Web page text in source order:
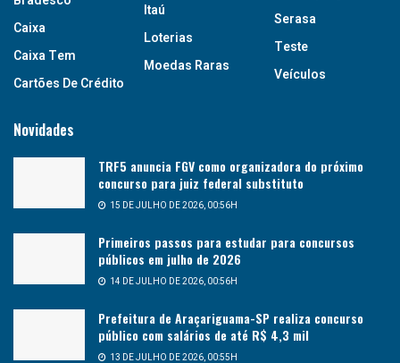
Caixa
Caixa Tem
Cartões De Crédito
Itaú
Loterias
Moedas Raras
Serasa
Teste
Veículos
Novidades
TRF5 anuncia FGV como organizadora do próximo
concurso para juiz federal substituto
15 DE JULHO DE 2026, 00:56H
Primeiros passos para estudar para concursos
públicos em julho de 2026
14 DE JULHO DE 2026, 00:56H
Prefeitura de Araçariguama-SP realiza concurso
público com salários de até R$ 4,3 mil
13 DE JULHO DE 2026, 00:55H